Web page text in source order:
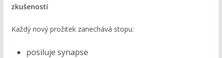
zkušeností
Každý nový prožitek zanechává stopu:
posiluje synapse